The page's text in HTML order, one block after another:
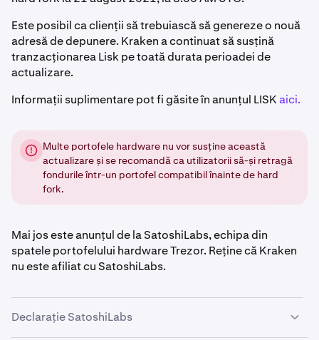
Este posibil ca clienții să trebuiască să genereze o nouă
adresă de depunere. Kraken a continuat să susțină
tranzacționarea Lisk pe toată durata perioadei de
actualizare.
Informații suplimentare pot fi găsite în anunțul LISKaici.
Multe portofele hardware nu vor susține această
actualizare și se recomandă ca utilizatorii să-și retragă
fondurile într-un portofel compatibil înainte de hard
fork.
Mai jos este anunțul de la SatoshiLabs, echipa din
spatele portofelului hardware Trezor. Reține că Kraken
nu este afiliat cu SatoshiLabs.
Declarație SatoshiLabs